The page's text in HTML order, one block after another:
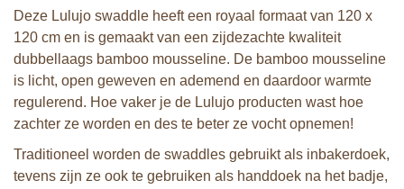
Deze Lulujo swaddle heeft een royaal formaat van 120 x
120 cm en is gemaakt van een zijdezachte kwaliteit
dubbellaags bamboo mousseline. De bamboo mousseline
is licht, open geweven en ademend en daardoor warmte
regulerend. Hoe vaker je de Lulujo producten wast hoe
zachter ze worden en des te beter ze vocht opnemen!
Traditioneel worden de swaddles gebruikt als inbakerdoek,
tevens zijn ze ook te gebruiken als handdoek na het badje,